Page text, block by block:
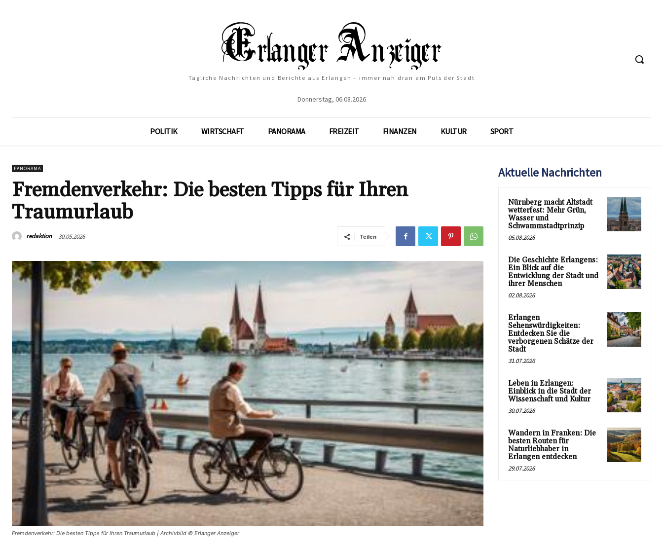
Tägliche Nachrichten und Berichte aus Erlangen – immer nah dran am Puls der Stadt
Donnerstag, 06.08.2026
POLITIK WIRTSCHAFT PANORAMA FREIZEIT FINANZEN KULTUR SPORT
PANORAMA
Fremdenverkehr: Die besten Tipps für Ihren
Traumurlaub
redaktion 30.05.2026 Teilen
Fremdenverkehr: Die besten Tipps für Ihren Traumurlaub | Archivbild © Erlanger Anzeiger
Aktuelle Nachrichten
Nürnberg macht Altstadt
wetterfest: Mehr Grün,
Wasser und
Schwammstadtprinzip
05.08.2026
Die Geschichte Erlangens:
Ein Blick auf die
Entwicklung der Stadt und
ihrer Menschen
02.08.2026
Erlangen
Sehenswürdigkeiten:
Entdecken Sie die
verborgenen Schätze der
Stadt
31.07.2026
Leben in Erlangen:
Einblick in die Stadt der
Wissenschaft und Kultur
30.07.2026
Wandern in Franken: Die
besten Routen für
Naturliebhaber in
Erlangen entdecken
29.07.2026